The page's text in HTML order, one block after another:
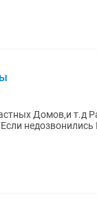
Домов,и т.д